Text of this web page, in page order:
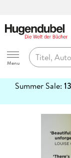
Hugendubel
Menu
Summer Sale:
erfahren